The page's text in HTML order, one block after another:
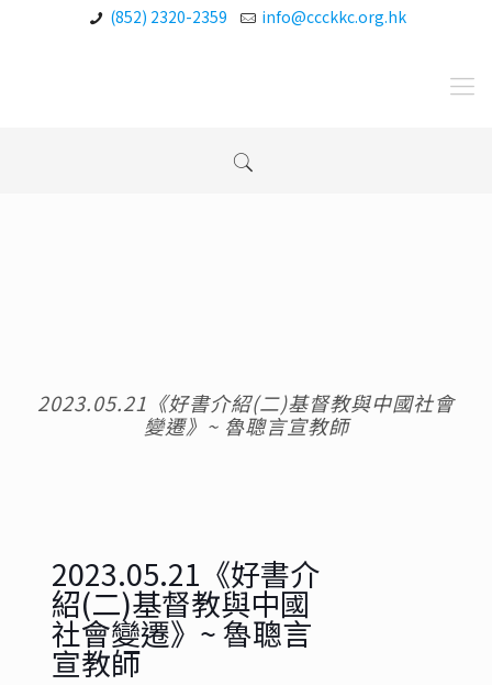
(852) 2320-2359 info@ccckkc.org.hk
2023.05.21《好書介紹(二)基督教與中國社會
變遷》~ 魯聰言宣教師
2023.05.21《好書介
紹(二)基督教與中國
社會變遷》~ 魯聰言
宣教師